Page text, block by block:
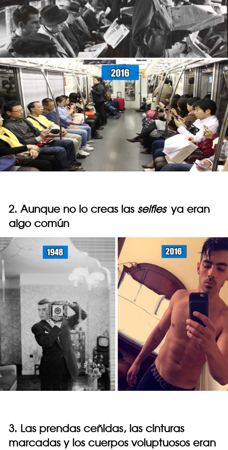
2. Aunque no lo creas las selfies ya eran
algo común
3. Las prendas ceñidas, las cinturas
marcadas y los cuerpos voluptuosos eran